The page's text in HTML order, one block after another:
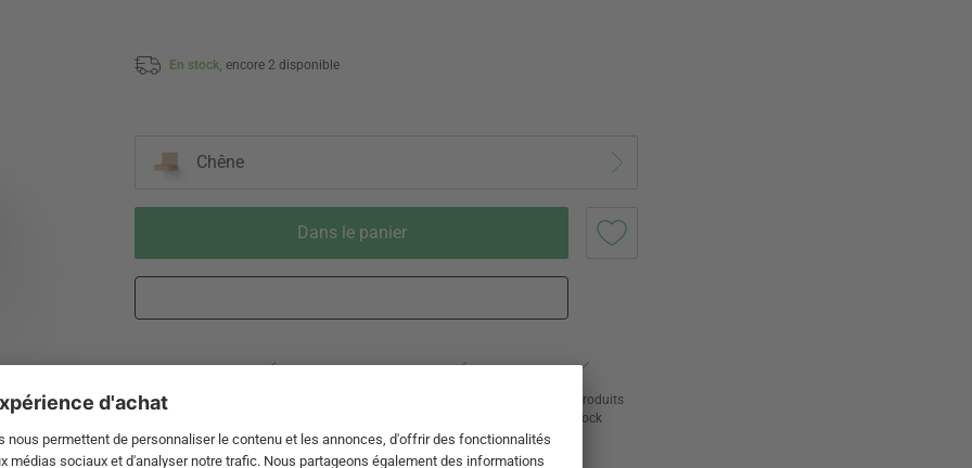
En stock, encore 2 disponible
Chêne
Dans le panier
Livraison 3-5 jours ouvrables après
24 000 produits
en stock